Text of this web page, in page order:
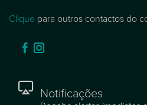
Clique para outros contactos do
Notificações